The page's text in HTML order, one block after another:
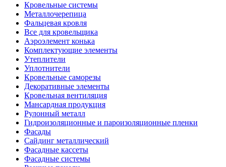
Кровельные системы
Металлочерепица
Фальцевая кровля
Все для кровельщика
Аэроэлемент конька
Комплектующие элементы
Утеплители
Уплотнители
Кровельные саморезы
Декоративные элементы
Кровельная вентиляция
Мансардная продукция
Рулонный металл
Гидроизоляционные и пароизоляционные пленки
Фасады
Сайдинг металлический
Фасадные кассеты
Фасадные системы